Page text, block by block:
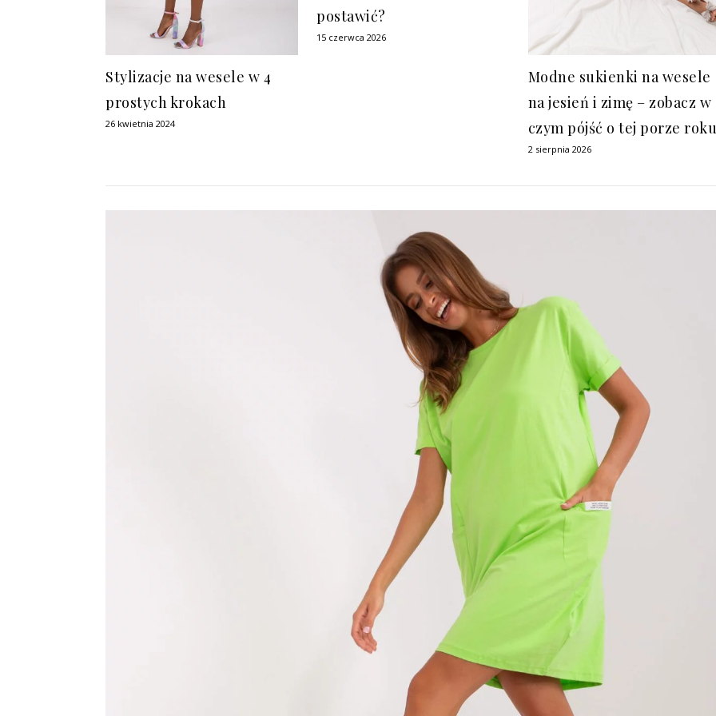
Stylizacje na wesele w 4
prostych krokach
26 kwietnia 2024
postawić?
15 czerwca 2026
Modne sukienki na wesele
na jesień i zimę – zobacz w
czym pójść o tej porze
2 sierpnia 2026